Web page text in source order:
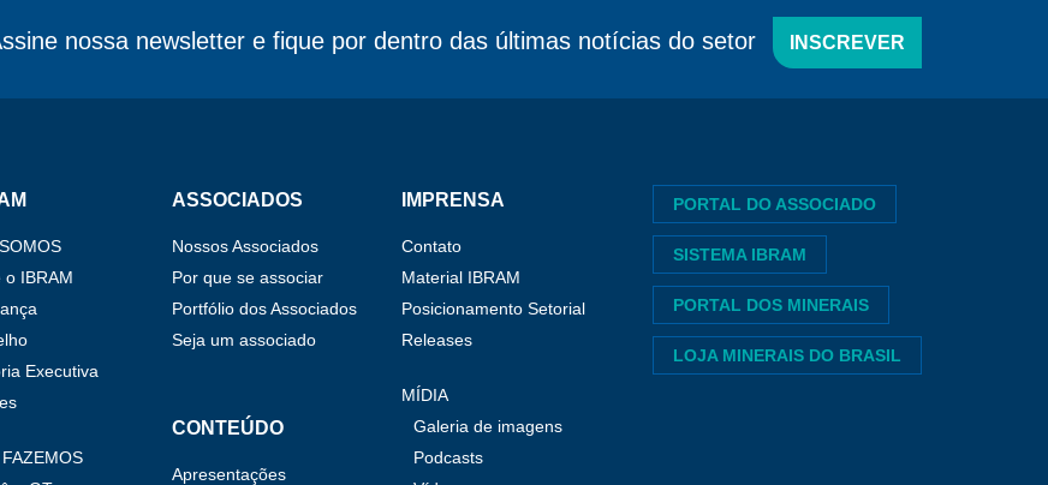
nossa newsletter e fique por dentro das últimas notícias do setor INSCREVER
o IBRAM
Executiva
ASSOCIADOS
Nossos Associados
Por que se associar
Portfólio dos Associados
Seja um associado
CONTEÚDO
Apresentações
IMPRENSA
Contato
Material IBRAM
Posicionamento Setorial
Releases
MÍDIA
Galeria de imagens
Podcasts
PORTAL DO ASSOCIADO
SISTEMA IBRAM
PORTAL DOS MINERAIS
LOJA MINERAIS DO BRASIL